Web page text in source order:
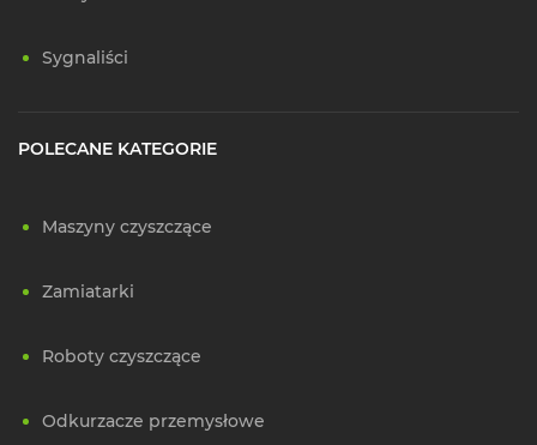
Sygnaliści
POLECANE KATEGORIE
Maszyny czyszczące
Zamiatarki
Roboty czyszczące
Odkurzacze przemysłowe